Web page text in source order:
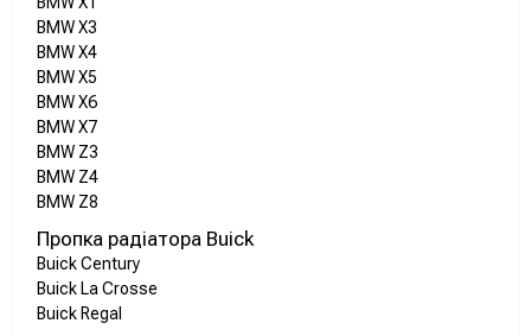
BMW X3
BMW X4
BMW X5
BMW X6
BMW X7
BMW Z3
BMW Z4
BMW Z8
Пропка радіатора Buick
Buick Century
Buick La Crosse
Buick Regal